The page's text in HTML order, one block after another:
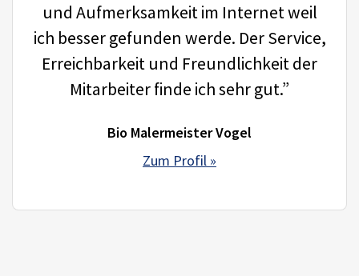
und Aufmerksamkeit im Internet weil
ich besser gefunden werde. Der Service,
Erreichbarkeit und Freundlichkeit der
Mitarbeiter finde ich sehr gut.”
Bio Malermeister Vogel
Zum Profil »